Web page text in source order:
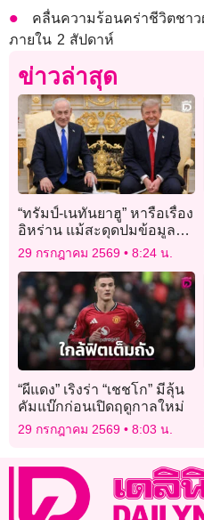
คลื่นความร้อนคร่าชีวิตชาว
ภายใน 2 สัปดาห์
ข่าวล่าสุด
“ทรัมป์-เนทันยาฮู” หารือเรื่อง
อิหร่าน แม้สะดุดปมข้อมูล
หลุดก่อนพบกัน
29 กรกฎาคม 2569 8:24 น.
“ผีแดง” เริงร่า “เชชโก” มีลุ้น
คัมแบ๊กก่อนเปิดฤดูกาลใหม่
29 กรกฎาคม 2569 8:03 น.